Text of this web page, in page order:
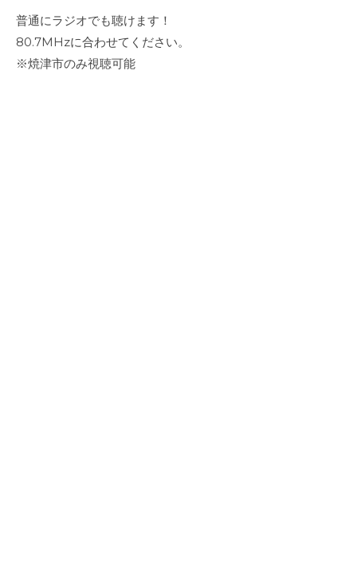
普通にラジオでも聴けます！
80.7MHzに合わせてください。
※焼津市のみ視聴可能